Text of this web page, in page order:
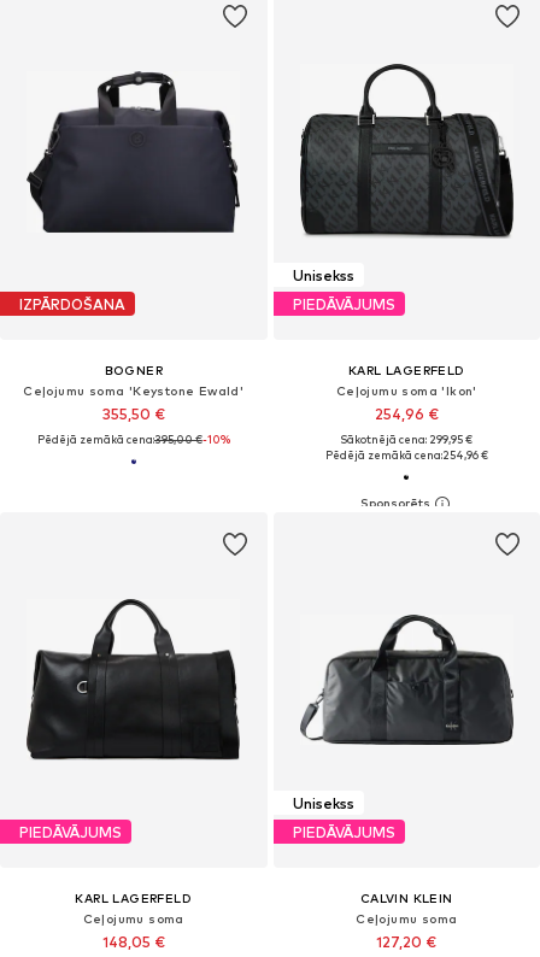
IZPĀRDOŠANA
BOGNER
Ceļojumu soma 'Keystone Ewald'
355,50 €
Pēdējā zemākā cena:395,00 €-10%
Unisekss
PIEDĀVĀJUMS
KARL LAGERFELD
Ceļojumu soma 'Ikon'
254,96 €
Sākotnējā cena: 299,95 €
Pēdējā zemākā cena:254,96 €
PIEDĀVĀJUMS
KARL LAGERFELD
Ceļojumu soma
148,05 €
Unisekss
PIEDĀVĀJUMS
CALVIN KLEIN
Ceļojumu soma
127,20 €